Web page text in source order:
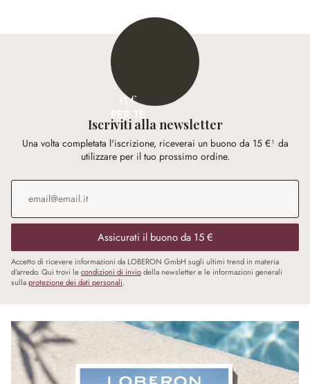
15 €
PER TE
Iscriviti alla newsletter
Una volta completata l'iscrizione, riceverai un buono da 15 €¹ da
utilizzare per il tuo prossimo ordine.
Indirizzo e-mail*
Assicurati il buono da 15 €
Accetto di ricevere informazioni da LOBERON GmbH sugli ultimi trend in materia
d’arredo. Qui trovi lecondizioni di inviodella newsletter e le informazioni generali
sullaprotezione dei dati personali.